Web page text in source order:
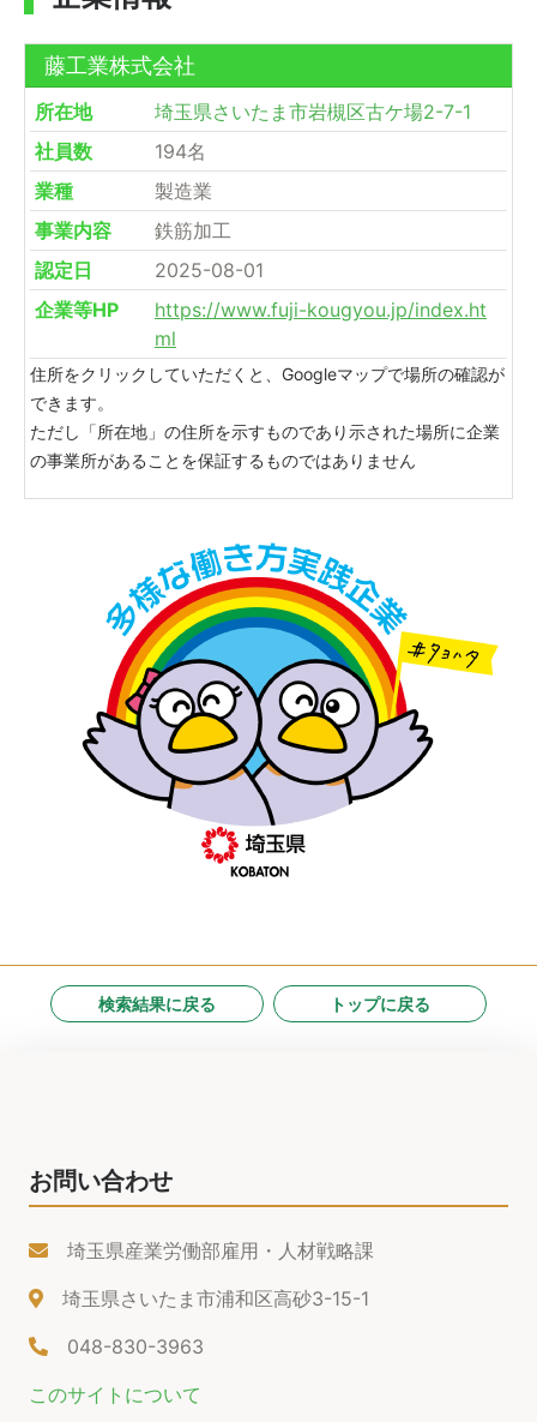
藤工業株式会社
所在地
埼玉県さいたま市岩槻区古ケ場2-7-1
社員数
194名
業種
製造業
事業内容
鉄筋加工
認定日
2025-08-01
企業等HP
https://www.fuji-kougyou.jp/index.ht
ml
住所をクリックしていただくと、Googleマップで場所の確認が
できます。
ただし「所在地」の住所を示すものであり示された場所に企業
の事業所があることを保証するものではありません
検索結果に戻る トップに戻る
お問い合わせ
埼玉県産業労働部雇用・人材戦略課
埼玉県さいたま市浦和区高砂3-15-1
048-830-3963
このサイトについて